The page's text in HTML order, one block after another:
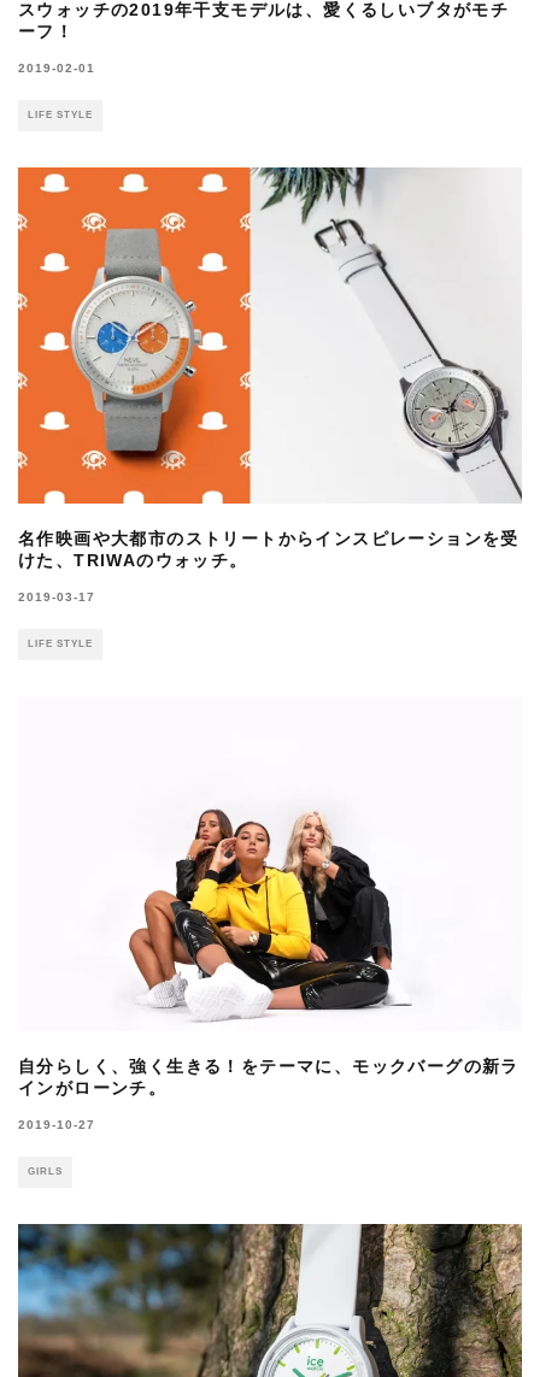
スウォッチの2019年干支モデルは、愛くるしいブタがモチ
ーフ！
2019-02-01
LIFE STYLE
名作映画や大都市のストリートからインスピレーションを受
けた、TRIWAのウォッチ。
2019-03-17
LIFE STYLE
自分らしく、強く生きる！をテーマに、モックバーグの新ラ
インがローンチ。
2019-10-27
GIRLS